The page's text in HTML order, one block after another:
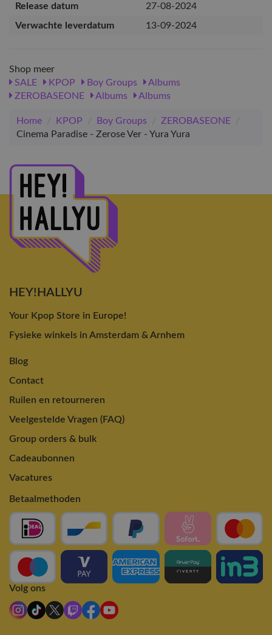
Release datum
27-08-2024
Verwachte leverdatum
13-09-2024
Shop meer
SALE
KPOP Boy Groups
Albums
ZEROBASEONE
Albums Albums
Home / KPOP / Boy Groups / ZEROBASEONE
/
Cinema Paradise - Zerose Ver - Yura Yura
HEY!HALLYU
Your Kpop Store in Europe!
Fysieke winkels in Amsterdam & Arnhem
Blog
Contact
Ruilen en retourneren
Veelgestelde Vragen (FAQ)
Group orders & bulk
Cadeaubonnen
Vacatures
Betaalmethoden
Volg ons